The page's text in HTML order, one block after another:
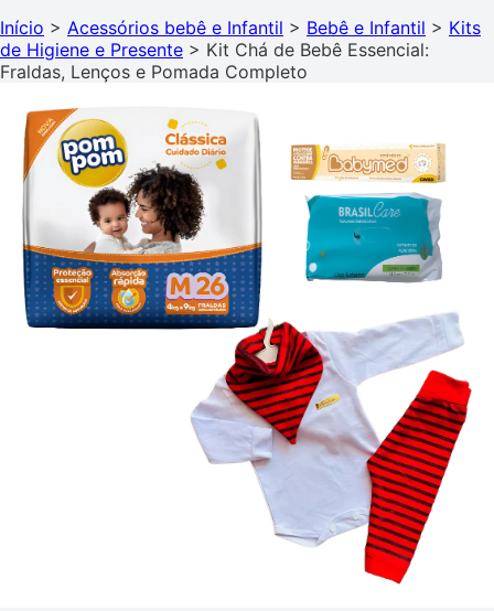
Início > Acessórios bebê e Infantil > Bebê e Infantil > Kits
de Higiene e Presente > Kit Chá de Bebê Essencial:
Fraldas, Lenços e Pomada Completo